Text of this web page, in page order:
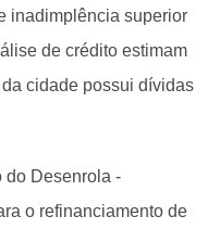
inadimplência superior
de crédito estimam
cidade possui dívidas
do Desenrola -
o refinanciamento de